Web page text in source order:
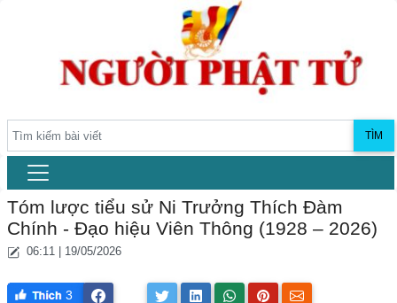
TÌM
Tóm lược tiểu sử Ni Trưởng Thích Đàm
Chính - Đạo hiệu Viên Thông (1928 – 2026)
06:11 | 19/05/2026
3